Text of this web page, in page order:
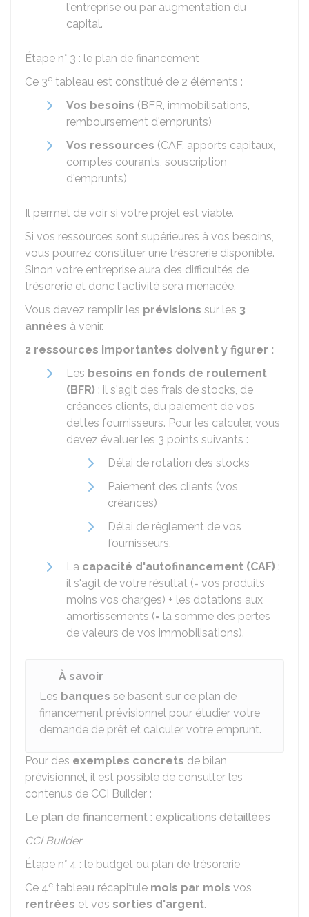
l'entreprise ou par augmentation du
capital.
Étape n° 3 : le plan de financement
Ce 3e tableau est constitué de 2 éléments :
Vos besoins (BFR, immobilisations,
remboursement d'emprunts)
Vos ressources (CAF, apports capitaux,
comptes courants, souscription
d'emprunts)
Il permet de voir si votre projet est viable.
Si vos ressources sont supérieures à vos besoins,
vous pourrez constituer une trésorerie disponible.
Sinon votre entreprise aura des difficultés de
trésorerie et donc l'activité sera menacée.
Vous devez remplir les prévisions sur les 3
années à venir.
2 ressources importantes doivent y figurer :
Les besoins en fonds de roulement
(BFR) : il s'agit des frais de stocks, de
créances clients, du paiement de vos
dettes fournisseurs. Pour les calculer, vous
devez évaluer les 3 points suivants :
Délai de rotation des stocks
Paiement des clients (vos
créances)
Délai de règlement de vos
fournisseurs.
La capacité d'autofinancement (CAF) :
il s'agit de votre résultat (= vos produits
moins vos charges) + les dotations aux
amortissements (= la somme des pertes
de valeurs de vos immobilisations).
À savoir
Les banques se basent sur ce plan de
financement prévisionnel pour étudier votre
demande de prêt et calculer votre emprunt.
Pour des exemples concrets de bilan
prévisionnel, il est possible de consulter les
contenus de CCI Builder :
Le plan de financement : explications détaillées
CCI Builder
Étape n° 4 : le budget ou plan de trésorerie
Ce 4e tableau récapitule mois par mois vos
rentrées et vos sorties d'argent.